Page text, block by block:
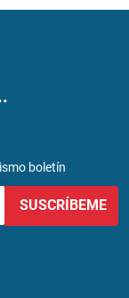
boletín
SUSCRÍBEME